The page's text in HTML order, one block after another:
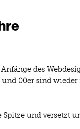
des
00er sind
und versetzt